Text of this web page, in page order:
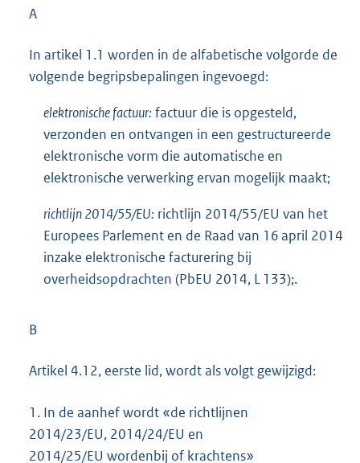
A
In artikel 1.1 worden in de alfabetische volgorde de
volgende begripsbepalingen ingevoegd:
elektronische factuur: factuur die is opgesteld,
verzonden en ontvangen in een gestructureerde
elektronische vorm die automatische en
elektronische verwerking ervan mogelijk maakt;
richtlijn 2014/55/EU: richtlijn 2014/55/EU van het
Europees Parlement en de Raad van 16 april 2014
inzake elektronische facturering bij
overheidsopdrachten (PbEU 2014, L 133);.
B
Artikel 4.12, eerste lid, wordt als volgt gewijzigd:
1. In de aanhef wordt «de richtlijnen
2014/23/EU, 2014/24/EU en
2014/25/EU wordenbij of krachtens»